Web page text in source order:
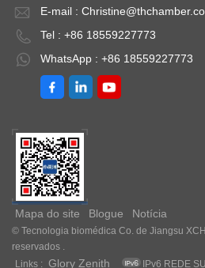
E-mail :
Tel : +86 18559227773
WhatsApp : +86 18559227773
Mapa do site Blogue Notícia
© Tecnologia biomédica Co. de Jiangsu
reservados .
Links :
Glory Zenith IPv6 REDE